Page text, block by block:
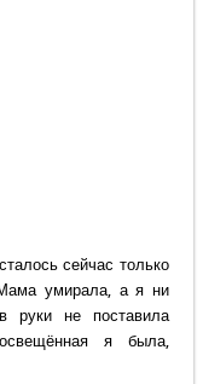
сейчас только
умирала, а я ни
руки не поставила
я была,